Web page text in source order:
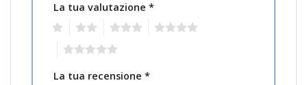
La tua valutazione *
La tua recensione *